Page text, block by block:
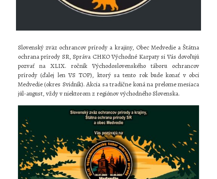
Slovenský zväz ochrancov prírody a krajiny, Obec Medvedie a Štátna
ochrana prírody SR, Správa CHKO Východné Karpaty si Vás dovoľujú
pozvať na XLIX. ročník Východoslovenského táboru ochrancov
prírody (ďalej len VS TOP), ktorý sa tento rok bude konať v obci
Medvedie (okres Svidník). Akcia sa tradične koná na prelome mesiaca
júl-august, vždy v niektorom z regiónov východného Slovenska.